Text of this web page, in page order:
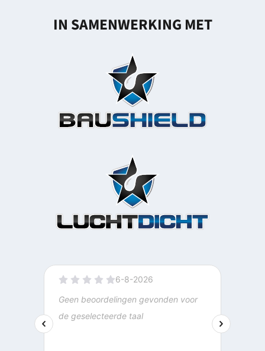
IN SAMENWERKING MET